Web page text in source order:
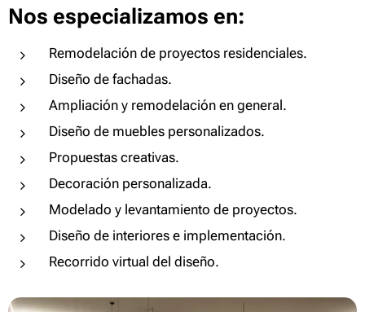
Nos especializamos en:
Remodelación de proyectos residenciales.
Diseño de fachadas.
Ampliación y remodelación en general.
Diseño de muebles personalizados.
Propuestas creativas.
Decoración personalizada.
Modelado y levantamiento de proyectos.
Diseño de interiores e implementación.
Recorrido virtual del diseño.